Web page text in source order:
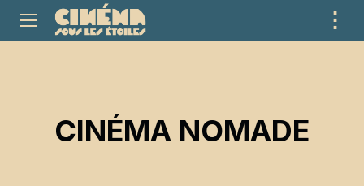
⋮
CINÉMA NOMADE